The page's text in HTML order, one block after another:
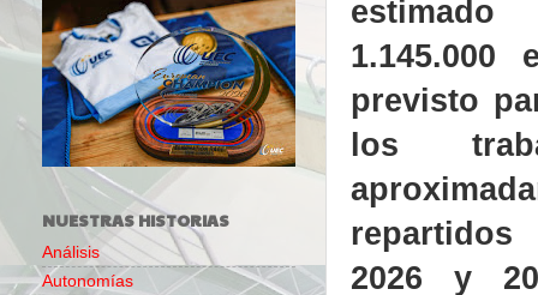
previsto
los
2026 y
NUESTRAS HISTORIAS
Análisis
Autonomías